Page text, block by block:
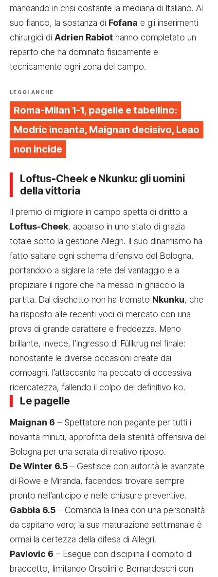
mandando in crisi costante la mediana di Italiano. Al
suo fianco, la sostanza di Fofana e gli inserimenti
chirurgici di Adrien Rabiot hanno completato un
reparto che ha dominato fisicamente e
tecnicamente ogni zona del campo.
LEGGI ANCHE
Roma-Milan 1-1, pagelle e tabellino:
Modric incanta, Maignan decisivo, Leao
non incide
Loftus-Cheek e Nkunku: gli uomini
della vittoria
Il premio di migliore in campo spetta di diritto a
Loftus-Cheek, apparso in uno stato di grazia
totale sotto la gestione Allegri. Il suo dinamismo ha
fatto saltare ogni schema difensivo del Bologna,
portandolo a siglare la rete del vantaggio e a
propiziare il rigore che ha messo in ghiaccio la
partita. Dal dischetto non ha tremato Nkunku, che
ha risposto alle recenti voci di mercato con una
prova di grande carattere e freddezza. Meno
brillante, invece, l’ingresso di Füllkrug nel finale:
nonostante le diverse occasioni create dai
compagni, l’attaccante ha peccato di eccessiva
ricercatezza, fallendo il colpo del definitivo ko.
Le pagelle
Maignan 6 – Spettatore non pagante per tutti i
novanta minuti, approfitta della sterilità offensiva del
Bologna per una serata di relativo riposo.
De Winter 6.5 – Gestisce con autorità le avanzate
di Rowe e Miranda, facendosi trovare sempre
pronto nell’anticipo e nelle chiusure preventive.
Gabbia 6.5 – Comanda la linea con una personalità
da capitano vero; la sua maturazione settimanale è
ormai la certezza della difesa di Allegri.
Pavlovic 6 – Esegue con disciplina il compito di
braccetto, limitando Orsolini e Bernardeschi con